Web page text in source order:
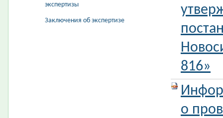
экспертизы
Заключения об экспертизе
816»
о